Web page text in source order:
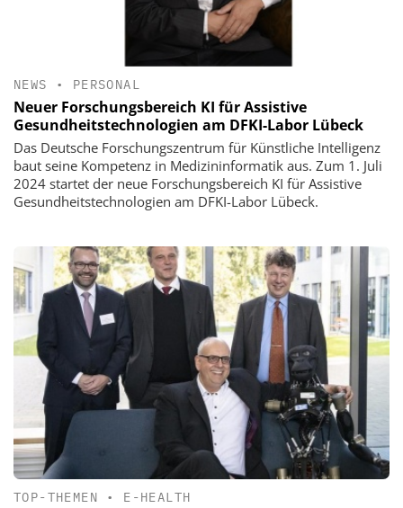
NEWS • PERSONAL
Neuer Forschungsbereich KI für Assistive
Gesundheitstechnologien am DFKI-Labor Lübeck
Das Deutsche Forschungszentrum für Künstliche Intelligenz
baut seine Kompetenz in Medizininformatik aus. Zum 1. Juli
2024 startet der neue Forschungsbereich KI für Assistive
Gesundheitstechnologien am DFKI-Labor Lübeck.
TOP-THEMEN • E-HEALTH